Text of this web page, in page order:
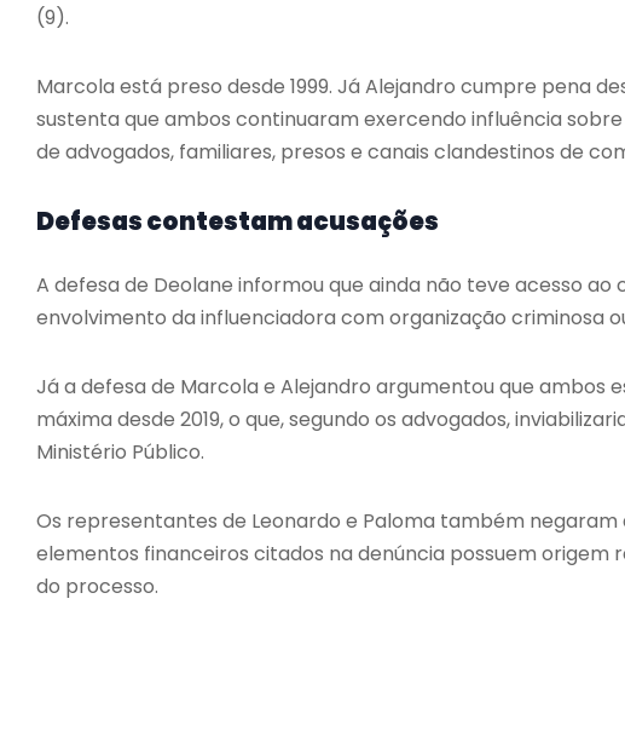
(9).
Marcola está preso desde 1999. Já Alejandro cumpre pena
sustenta que ambos continuaram exercendo influência
de advogados, familiares, presos e canais clandestinos de
Defesas contestam acusações
A defesa de Deolane informou que ainda não teve acesso
envolvimento da influenciadora com organização criminosa
Já a defesa de Marcola e Alejandro argumentou que ambos
máxima desde 2019, o que, segundo os advogados,
Ministério Público.
Os representantes de Leonardo e Paloma também negaram
elementos financeiros citados na denúncia possuem
do processo.